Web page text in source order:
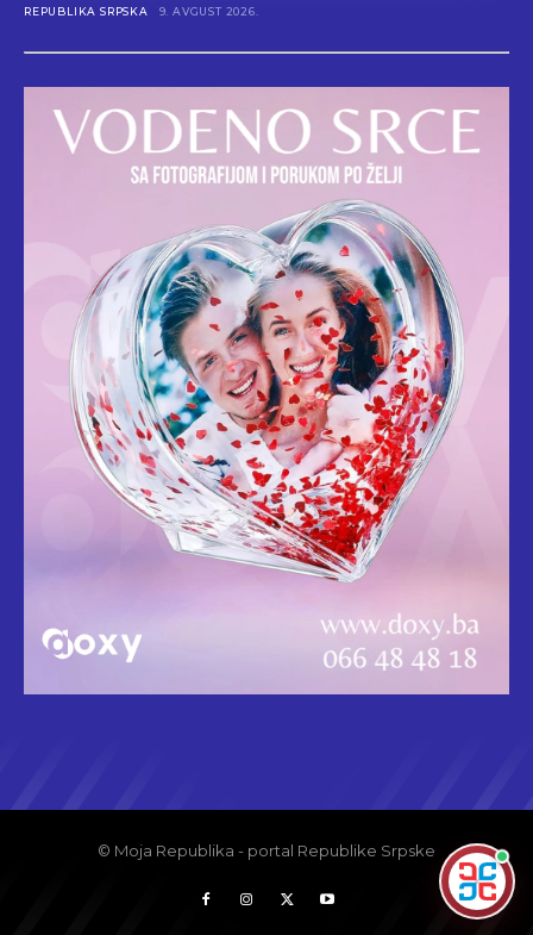
REPUBLIKA SRPSKA 9. AVGUST 2026.
© Moja Republika - portal Republike Srpske